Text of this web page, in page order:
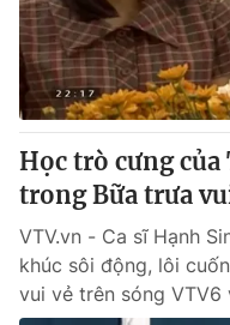
Học trò cưng
trong Bữa trưa
VTV.vn - Ca sĩ Hạnh
khúc sôi động, lôi
vui vẻ trên sóng VTV6